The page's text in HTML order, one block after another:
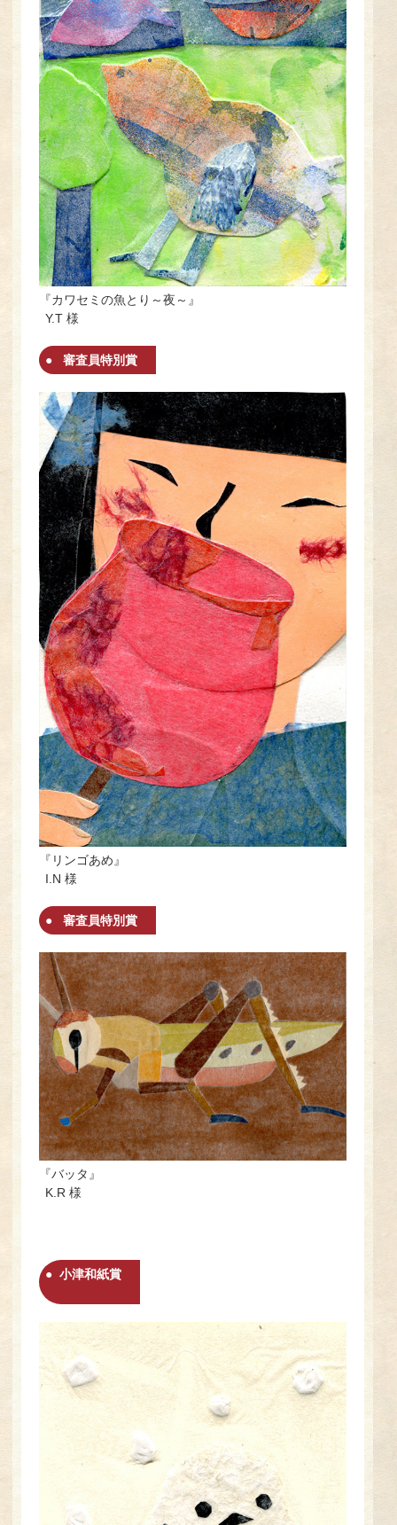
『カワセミの魚とり～夜～』
Y.T 様
審査員特別賞
『リンゴあめ』
I.N 様
審査員特別賞
『バッタ』
K.R 様
小津和紙賞